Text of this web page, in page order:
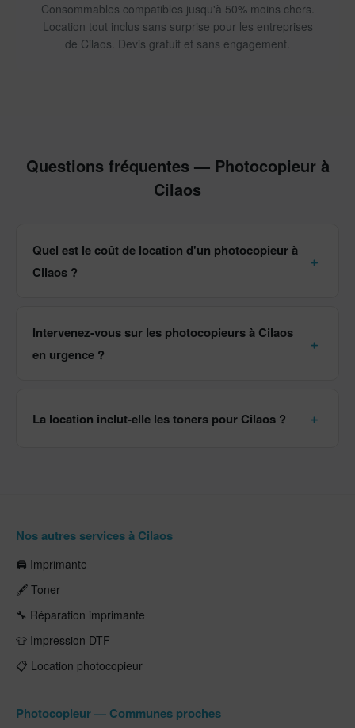
Consommables compatibles jusqu'à 50% moins chers.
Location tout inclus sans surprise pour les entreprises
de Cilaos. Devis gratuit et sans engagement.
Questions fréquentes — Photocopieur à
Cilaos
Quel est le coût de location d'un photocopieur à
Cilaos ?
Intervenez-vous sur les photocopieurs à Cilaos
en urgence ?
La location inclut-elle les toners pour Cilaos ?
Nos autres services à Cilaos
🖨️ Imprimante
🖋️ Toner
🔧 Réparation imprimante
👕 Impression DTF
📋 Location photocopieur
Photocopieur — Communes proches